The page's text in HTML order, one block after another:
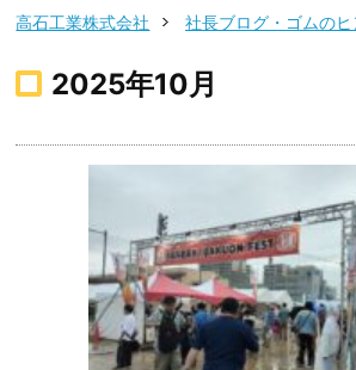
高石工業株式会社 社長ブログ・ゴムのヒ
2025年10月